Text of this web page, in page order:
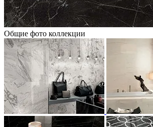
Общие фото коллекции